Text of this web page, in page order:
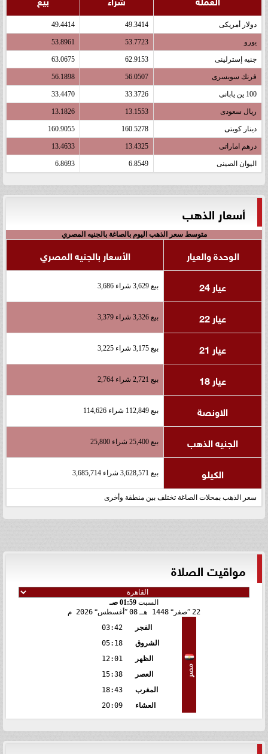
دولار أمريكى 49.3414
49.4414
يورو 53.7723
53.8961
جنيه إسترلينى 62.9153
63.0675
فرنك سويسرى 56.0507
56.1898
100 ين يابانى 33.3726
33.4470
ريال سعودى 13.1553
13.1826
دينار كويتى 160.5278
160.9055
درهم اماراتى 13.4325
13.4633
اليوان الصينى 6.8549
6.8693
أسعار الذهب
متوسط سعر الذهب اليوم بالصاغة بالجنيه المصري
الوحدة والعيار
الأسعار بالجنيه المصري
عيار 24
بيع 3,629 شراء 3,686
عيار 22 بيع 3,326 شراء 3,379
عيار 21 بيع 3,175 شراء 3,225
عيار 18 بيع 2,721 شراء 2,764
الاونصة بيع 112,849 شراء 114,626
الجنيه الذهب بيع 25,400 شراء 25,800
الكيلو بيع 3,628,571 شراء 3,685,714
سعر الذهب بمحلات الصاغة تختلف بين منطقة وأخرى
مواقيت الصلاة
السبت 01:59 صـ
22 صفر 1448 هـ 08 أغسطس 2026 م
مصر
الفجر
03:42
الشروق
05:18
الظهر
12:01
العصر
15:38
المغرب
18:43
العشاء
20:09